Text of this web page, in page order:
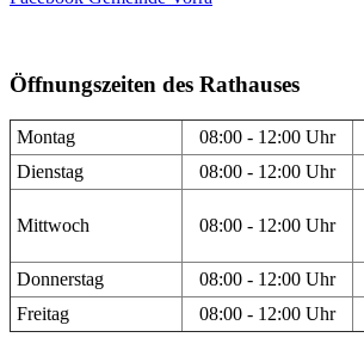
Öffnungszeiten des Rathauses
Montag 08:00 - 12:00 Uhr
Dienstag
08:00 - 12:00 Uhr
Mittwoch 08:00 - 12:00 Uhr
Donnerstag 08:00 - 12:00 Uhr
Freitag
08:00 - 12:00 Uhr